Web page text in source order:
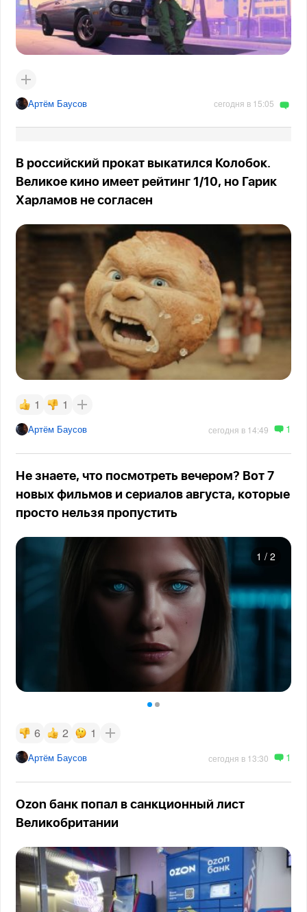
Артём Баусов сегодня в 15:05
В российский прокат выкатился Колобок.
Великое кино имеет рейтинг 1/10, но Гарик
Харламов не согласен
1 1
Артём Баусов сегодня в 14:49 1
Не знаете, что посмотреть вечером? Вот 7
новых фильмов и сериалов августа, которые
просто нельзя пропустить
1 / 2
6 2 1
Артём Баусов сегодня в 13:30 1
Ozon банк попал в санкционный лист
Великобритании